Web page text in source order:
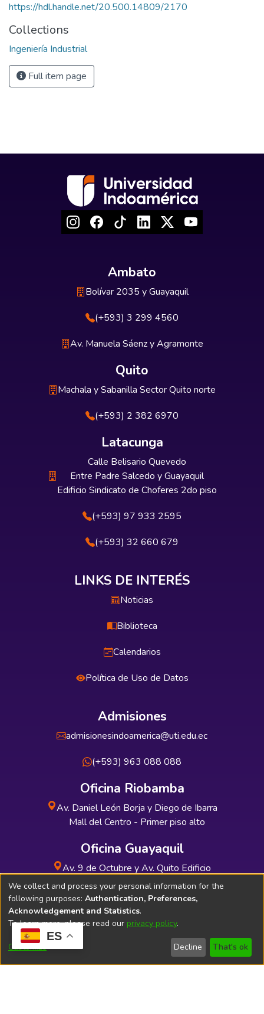
ES
https://hdl.handle.net/20.500.14809/2170
Collections
Ingeniería Industrial
Full item page
Ambato
Bolívar 2035 y Guayaquil
(+593) 3 299 4560
Av. Manuela Sáenz y Agramonte
Quito
Machala y Sabanilla Sector Quito norte
(+593) 2 382 6970
Latacunga
Calle Belisario Quevedo
Entre Padre Salcedo y Guayaquil
Edificio Sindicato de Choferes 2do piso
(+593) 97 933 2595
(+593) 32 660 679
LINKS DE INTERÉS
Noticias
Biblioteca
Calendarios
Política de Uso de Datos
Admisiones
admisionesindoamerica@uti.edu.ec
(+593) 963 088 088
Oficina Riobamba
Av. Daniel León Borja y Diego de Ibarra
Mall del Centro - Primer piso alto
Oficina Guayaquil
Av. 9 de Octubre y Av. Quito Edificio
INDUAUTO - Planta baja
Soporte Técnico Bibliolatino.com
We collect and process your personal information for the
following purposes: Authentication, Preferences,
Acknowledgement and Statistics.
To learn more, please read our privacy policy.
Customize Decline That's ok